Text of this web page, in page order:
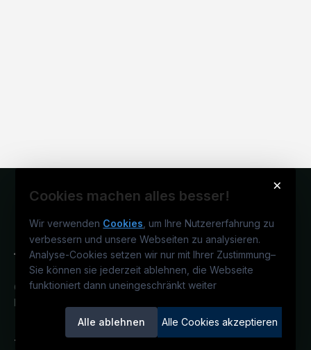
×
Cookies machen alles besser!
Wir verwenden Cookies , um Ihre Nutzererfahrung zu
verbessern und unsere Webseiten zu analysieren.
Analyse-Cookies setzen wir nur mit Ihrer Zustimmung–
Sie können sie jederzeit ablehnen, die Webseite
funktioniert dann uneingeschränkt weiter
Alle ablehnen Alle Cookies akzeptieren
Österreichs technisches Karriereportal.
Ein Service der candidatis GmbH.
TECjobs.at